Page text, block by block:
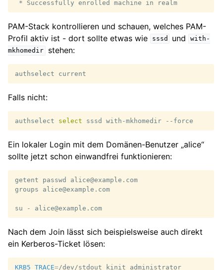
PAM-Stack kontrollieren und schauen, welches PAM-
Profil aktiv ist - dort sollte etwas wie
sssd und
with-
mkhomedir
stehen:
authselect
Falls nicht:
authselect select sssd with-mkhomedir
Ein lokaler Login mit dem Domänen-Benutzer „alice“
sollte jetzt schon einwandfrei funktionieren:
getent passwd
alice@example.com
groups
alice@example.com
su -
Nach dem Join lässt sich beispielsweise auch direkt
ein Kerberos-Ticket lösen:
KRB5_TRACE=/dev/stdout kinit